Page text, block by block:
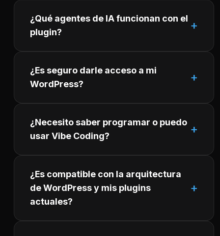
¿Qué agentes de IA funcionan con el
plugin?
¿Es seguro darle acceso a mi
WordPress?
¿Necesito saber programar o puedo
usar Vibe Coding?
¿Es compatible con la arquitectura
de WordPress y mis plugins
actuales?